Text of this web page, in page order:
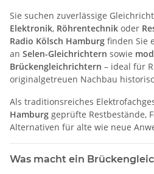
Sie suchen zuverlässige
Elektronik, Röhrentechnik oder
Radio Kölsch Hamburg finden Sie
an Selen-Gleichrichtern sowie
Brückengleichrichtern – ideal für
originalgetreuen Nachbau
Als traditionsreiches
Hamburg geprüfte Restbestände,
Alternativen für alte wie neue
Was macht ein